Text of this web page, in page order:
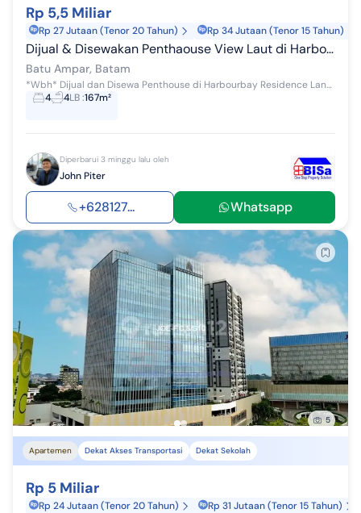
Rp 5,5 Miliar
Rp 27 Jutaan (Tenor 20 Tahun) Rp 34 Jutaan (Tenor 15 Tahun)
Dijual & Disewakan Penthaouse View Laut di Harbour Bay Residence Batu Ampar Batam
Batu Ampar, Batam
*Wbh* Dijual dan Disewa Penthouse di Harbourbay Residence Lantai 23 No. 2 View Laut Deskripsi: - Sebelah Hotel Mariot - SGA 167m2 - 4 Kamar Tidur...
4
4LB:167m²
Diperbarui 3 minggu lalu oleh
John Piter
+628127... Whatsapp
5
Apartemen Dekat Akses Transportasi Dekat Sekolah
Rp 5 Miliar
Rp 24 Jutaan (Tenor 20 Tahun) Rp 31 Jutaan (Tenor 15 Tahun)